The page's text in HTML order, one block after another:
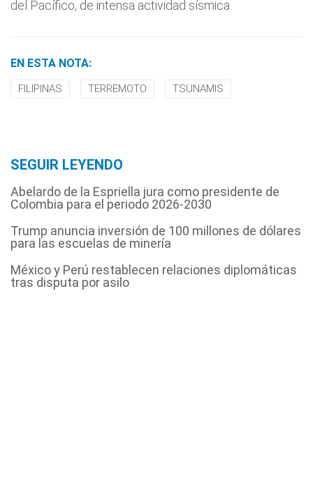
del Pacífico, de intensa actividad sísmica.
EN ESTA NOTA:
FILIPINAS TERREMOTO TSUNAMIS
SEGUIR LEYENDO
Abelardo de la Espriella jura como presidente de
Colombia para el periodo 2026-2030
Trump anuncia inversión de 100 millones de dólares
para las escuelas de minería
México y Perú restablecen relaciones diplomáticas
tras disputa por asilo